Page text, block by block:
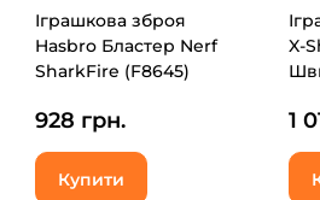
Іграшкова зброя
Hasbro Бластер Nerf
SharkFire (F8645)
928 грн.
Купити
X-
(24
1